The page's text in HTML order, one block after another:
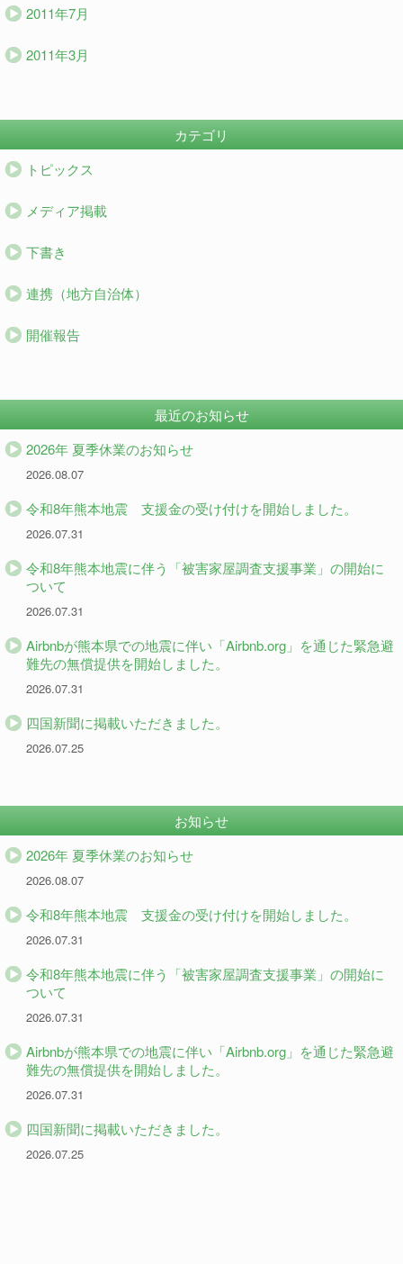
2011年7月
2011年3月
カテゴリ
トピックス
メディア掲載
下書き
連携（地方自治体）
開催報告
最近のお知らせ
2026年 夏季休業のお知らせ
2026.08.07
令和8年熊本地震 支援金の受け付けを開始しました。
2026.07.31
令和8年熊本地震に伴う「被害家屋調査支援事業」の開始に
ついて
2026.07.31
Airbnbが熊本県での地震に伴い「Airbnb.org」を通じた緊急避
難先の無償提供を開始しました。
2026.07.31
四国新聞に掲載いただきました。
2026.07.25
お知らせ
2026年 夏季休業のお知らせ
2026.08.07
令和8年熊本地震 支援金の受け付けを開始しました。
2026.07.31
令和8年熊本地震に伴う「被害家屋調査支援事業」の開始に
ついて
2026.07.31
Airbnbが熊本県での地震に伴い「Airbnb.org」を通じた緊急避
難先の無償提供を開始しました。
2026.07.31
四国新聞に掲載いただきました。
2026.07.25